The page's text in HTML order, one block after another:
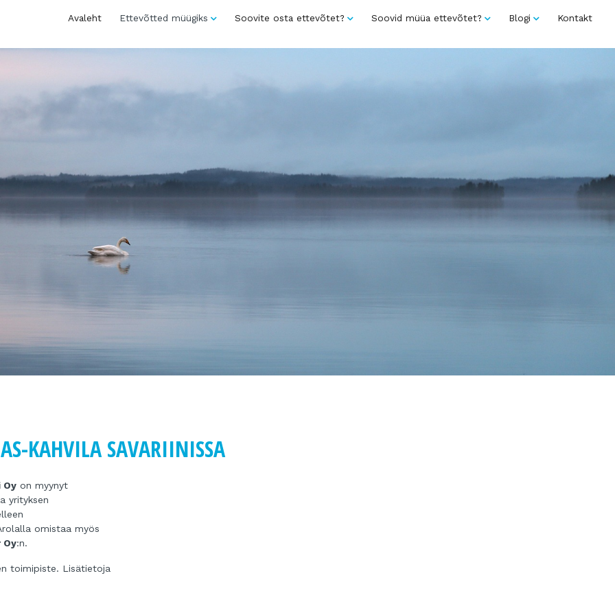
Avaleht Ettevõtted müügiks Soovite osta ettevõtet? Soovid müüa ettevõtet? Blogi Kontakt
KAHVILA SAVARIINISSA
Oy on myynyt
yrityksen
omistaa myös
Oy:n.
toimipiste. Lisätietoja